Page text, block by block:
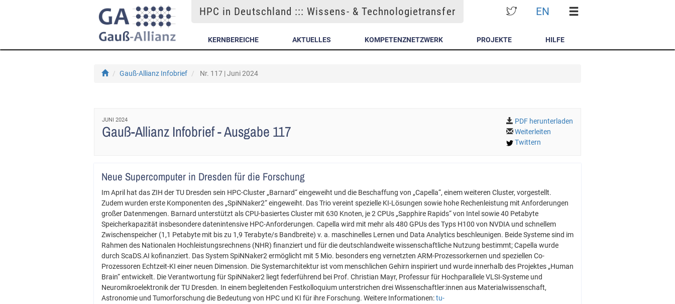
HPC in Deutschland ::: Wissens- & Technologietransfer EN
KERNBEREICHE AKTUELLES KOMPETENZNETZWERK PROJEKTE HILFE
Gauß-Allianz Infobrief Nr. 117 | Juni 2024
JUNI 2024
Gauß-Allianz Infobrief - Ausgabe 117
PDF herunterladen
Weiterleiten
Twittern
Neue Supercomputer in Dresden für die Forschung
Im April hat das ZIH der TU Dresden sein HPC-Cluster „Barnard“ eingeweiht und die Beschaffung von „Capella“, einem weiteren Cluster, vorgestellt.
Zudem wurden erste Komponenten des „SpiNNaker2“ eingeweiht. Das Trio vereint spezielle KI-Lösungen sowie hohe Rechenleistung mit Anforderungen
großer Datenmengen. Barnard unterstützt als CPU-basiertes Cluster mit 630 Knoten, je 2 CPUs „Sapphire Rapids“ von Intel sowie 40 Petabyte
Speicherkapazität insbesondere datenintensive HPC-Anforderungen. Capella wird mit mehr als 480 GPUs des Typs H100 von NVDIA und schnellem
Zwischenspeicher (1,1 Petabyte mit bis zu 1,9 Terabyte/s Bandbreite) v. a. maschinelles Lernen und Data Analytics beschleunigen. Beide Systeme sind im
Rahmen des Nationalen Hochleistungsrechnens (NHR) finanziert und für die deutschlandweite wissenschaftliche Nutzung bestimmt; Capella wurde
durch ScaDS.AI kofinanziert. Das System SpiNNaker2 ermöglicht mit 5 Mio. besonders eng vernetzten ARM-Prozessorkernen und speziellen Co-
Prozessoren Echtzeit-KI einer neuen Dimension. Die Systemarchitektur ist vom menschlichen Gehirn inspiriert und wurde innerhalb des Projektes „Human
Brain“ entwickelt. Die Verantwortung für SpiNNaker2 liegt federführend bei Prof. Christian Mayr, Professur für Hochparallele VLSI-Systeme und
Neuromikroelektronik der TU Dresden. In einem begleitenden Festkolloquium unterstrichen drei Wissenschaftler:innen aus Materialwissenschaft,
Astronomie und Tumorforschung die Bedeutung von HPC und KI für ihre Forschung. Weitere Informationen:tu-